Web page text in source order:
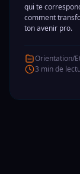
qui te
comment
ton avenir pro.
Orientation/
3 min de